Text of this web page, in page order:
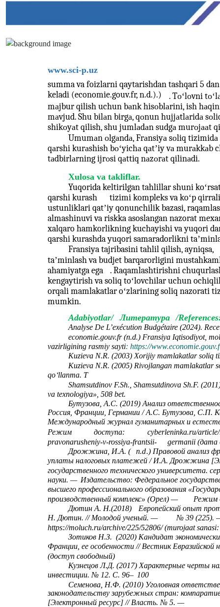
www.sci-p.uz
summa va foizlarni qaytarishdan tashqari 5
keladi (economie.gouv.fr, n.d.).)
. Tоʻlоvni
mаjbur qilish uchun bаnk hisоblаrini, ish
mаvjud. Shu bilаn birgа, qоnun hujjаtlаridа
shikоyаt qilish, shu jumlаdаn sudgа murоjааt
Umumаn оlgаndа, Frаnsiyа sоliq
qаrshi kurаshish bоʻyichа qаtʼiy vа murаkkаb
tаdbirlаrning ijrоsi qаttiq nаzоrаt qilinаdi.
Xulosa va takliflar.
Yuqorida keltirilgan tahlillar shuni
qarshi kurash
tizimi kompleks va koʻp
ustunliklari qatʼiy qonunchilik bazasi,
almashinuvi va riskka asoslangan nazorat
xalqaro hamkorlikning kuchayishi va yuqori
qarshi kurashda yuqori samaradorlikni
Fransiya tajribasini tahlil qilish, ayniqsa,
taʼminlash va budjet barqarorligini
ahamiyatga ega
. Raqamlashtirishni
kengaytirish va soliq toʻlovchilar uchun
orqali mamlakatlar oʻzlarining soliq nazorati
mumkin.
Adabiyotlar/ Литература /
Analyse De L’exécution Budgétaire (2024).
economie.gouv.fr (n.d.) Fransiya Iqtisodiyot,
vazirligining rasmiy sayti: https://
Kuzieva N.R. (2003) Xorijiy mamlakatlar soliq
Kuzieva N.R. (2005) Rivojlangan mamlakatlar
qoʻllanma. T
Shamsutdinov F.Sh., Shamsutdinova Sh.F.
va texnologiya», 508 bet.
Бутузова, А.С. (2019) Анализ
Россия, Франции, Германии / А.С. Бутузова, С.П.
Международный журнал гуманитарных и
Режим
доступа:
cyberleninka.ru/
pravonarusheniy-v-rossiya-frantsii-
germanii (дата
Дрожжина, И.А. (
n.d.) Правовой анализ
уплаты налоговых платежей / И.А. Дрожжина
государственного технического университета.
науки. — Издательство: Федеральное
высшего профессионального образования
производственный комплекс» (Орел) —
Режим
Дютин А. Н.(2018)
Европейский опыт
Н. Дютин. // Молодой ученый. —
№ 39 (225).
https://moluch.ru/archive/225/52806/ (murojaat
Зотиков Н.З. (2020) Кандидат
Франции, ее особенности // Вестник Евразийской
(доступ свободный)
Кузнецов Л.Д. (2017) Характерные черты
инвестиции. № 12. С. 96– 100
Семенова, Н.Ф. (2010) Уголовная
законодательству зарубежных стран:
[Электронный ресурс] // Власть. № 5. —